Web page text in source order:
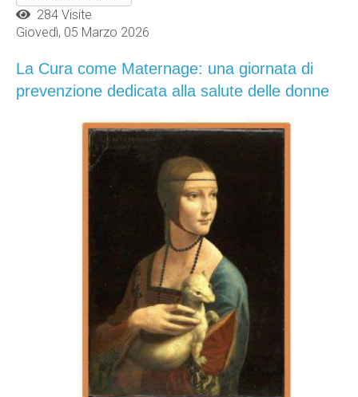
284 Visite
Giovedì, 05 Marzo 2026
La Cura come Maternage: una giornata di
prevenzione dedicata alla salute delle donne